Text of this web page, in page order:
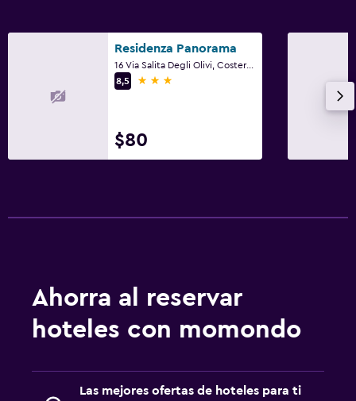
Residenza Panorama
16 Via Salita Degli Olivi, Costermano, Véneto
8,5
3 estrellas
$80
Ahorra al reservar
hoteles con momondo
Las mejores ofertas de hoteles para ti